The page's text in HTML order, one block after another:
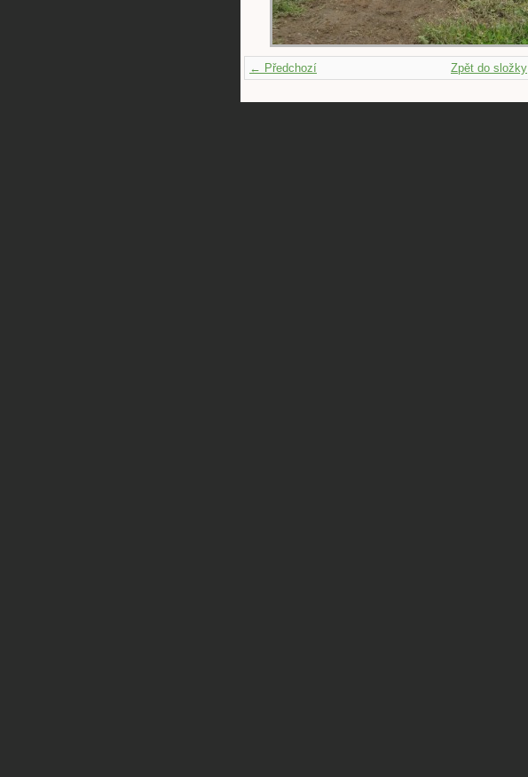
← Předchozí Zpět do složky